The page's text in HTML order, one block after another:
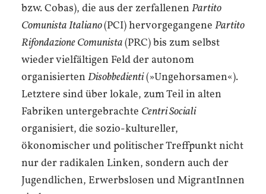
bzw. Cobas), die aus der zerfallenen Partito
Comunista Italiano(PCI) hervorgegangene Partito
Rifondazione Comunista(PRC) bis zum selbst
wieder vielfältigen Feld der autonom
organisierten Disobbedienti(»Ungehorsamen«).
Letztere sind über lokale, zum Teil in alten
Fabriken untergebrachte Centri Sociali
organisiert, die sozio-kultureller,
ökonomischer und politischer Treffpunkt nicht
nur der radikalen Linken, sondern auch der
Jugendlichen, Erwerbslosen und MigrantInnen